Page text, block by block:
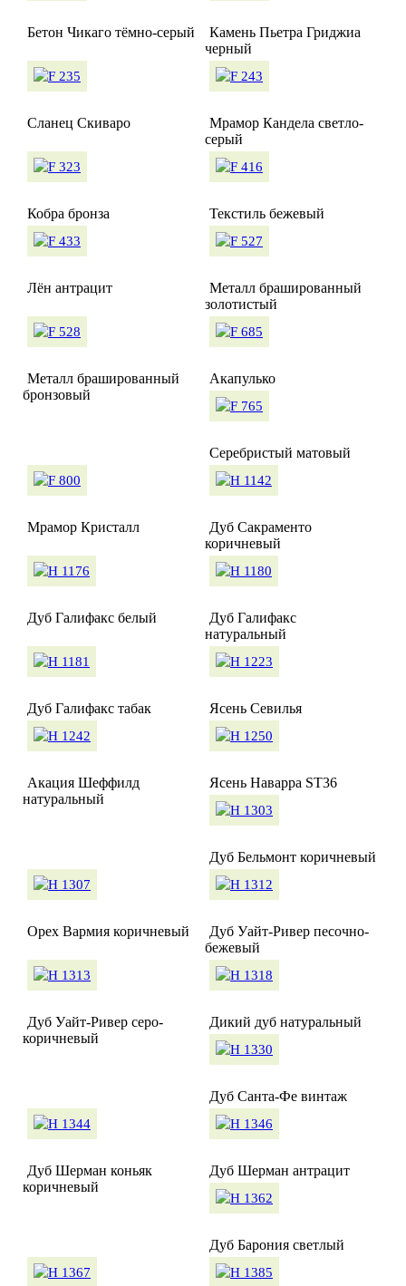
Бетон Чикаго тёмно-серый
Камень Пьетра Гриджиа
черный
Сланец Скиваро
Мрамор Кандела светло-
серый
Кобра бронза Текстиль бежевый
Лён антрацит
Металл брашированный
золотистый
Металл брашированный
бронзовый
Акапулько
Серебристый матовый
Мрамор Кристалл
Дуб Сакраменто
коричневый
Дуб Галифакс белый
Дуб Галифакс
натуральный
Дуб Галифакс табак Ясень Севилья
Акация Шеффилд
натуральный
Ясень Наварра ST36
Дуб Бельмонт коричневый
Орех Вармия коричневый
Дуб Уайт-Ривер песочно-
бежевый
Дуб Уайт-Ривер серо-
коричневый
Дикий дуб натуральный
Дуб Санта-Фе винтаж
Дуб Шерман коньяк
коричневый
Дуб Шерман антрацит
Дуб Барония светлый